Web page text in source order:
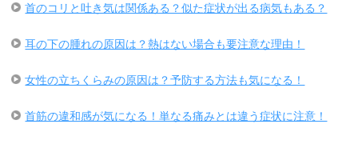
首のコリと吐き気は関係ある？似た症状が出る病気もある？
耳の下の腫れの原因は？熱はない場合も要注意な理由！
女性の立ちくらみの原因は？予防する方法も気になる！
首筋の違和感が気になる！単なる痛みとは違う症状に注意！